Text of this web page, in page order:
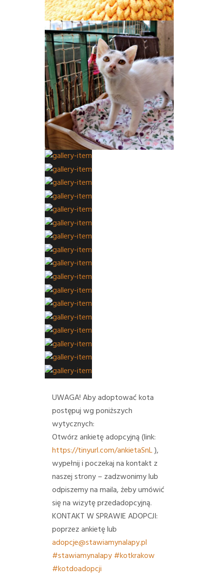
UWAGA! Aby adoptować kota
postępuj wg poniższych
wytycznych:
Otwórz ankietę adopcyjną (link:
https://tinyurl.com/ankietaSnL),
wypełnij i poczekaj na kontakt z
naszej strony – zadzwonimy lub
odpiszemy na maila, żeby umówić
się na wizytę przedadopcyjną.
KONTAKT W SPRAWIE ADOPCJI:
poprzez ankietę lub
adopcje@stawiamynalapy.pl
#stawiamynalapy #kotkrakow
#kotdoadopcji